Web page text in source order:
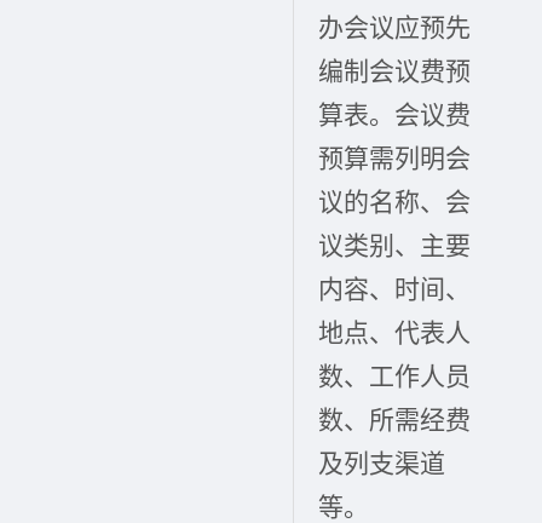
办会议应预先
编制会议费预
算表。会议费
预算需列明会
议的名称、会
议类别、主要
内容、时间、
地点、代表人
数、工作人员
数、所需经费
及列支渠道
等。